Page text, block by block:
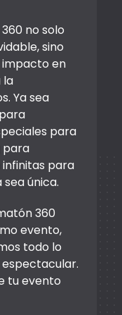
no solo
sino
en
la
Ya sea
para
para
infinitas para
única.
360
evento,
todo lo
tu evento